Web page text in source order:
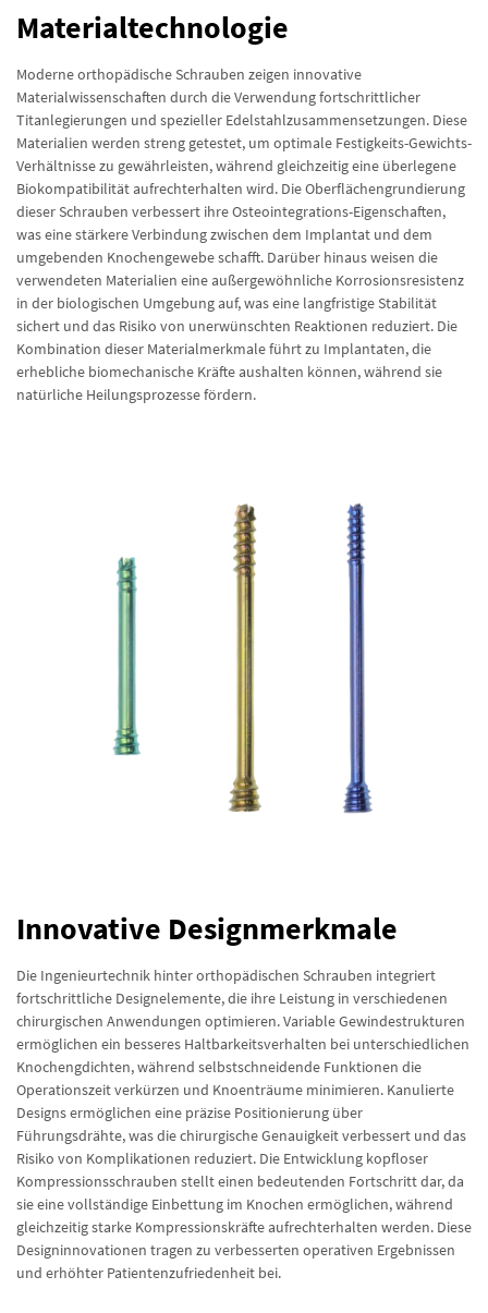
Materialtechnologie
Moderne orthopädische Schrauben zeigen innovative
Materialwissenschaften durch die Verwendung fortschrittlicher
Titanlegierungen und spezieller Edelstahlzusammensetzungen. Diese
Materialien werden streng getestet, um optimale Festigkeits-Gewichts-
Verhältnisse zu gewährleisten, während gleichzeitig eine überlegene
Biokompatibilität aufrechterhalten wird. Die Oberflächengrundierung
dieser Schrauben verbessert ihre Osteointegrations-Eigenschaften,
was eine stärkere Verbindung zwischen dem Implantat und dem
umgebenden Knochengewebe schafft. Darüber hinaus weisen die
verwendeten Materialien eine außergewöhnliche Korrosionsresistenz
in der biologischen Umgebung auf, was eine langfristige Stabilität
sichert und das Risiko von unerwünschten Reaktionen reduziert. Die
Kombination dieser Materialmerkmale führt zu Implantaten, die
erhebliche biomechanische Kräfte aushalten können, während sie
natürliche Heilungsprozesse fördern.
Innovative Designmerkmale
Die Ingenieurtechnik hinter orthopädischen Schrauben integriert
fortschrittliche Designelemente, die ihre Leistung in verschiedenen
chirurgischen Anwendungen optimieren. Variable Gewindestrukturen
ermöglichen ein besseres Haltbarkeitsverhalten bei unterschiedlichen
Knochengdichten, während selbstschneidende Funktionen die
Operationszeit verkürzen und Knoenträume minimieren. Kanulierte
Designs ermöglichen eine präzise Positionierung über
Führungsdrähte, was die chirurgische Genauigkeit verbessert und das
Risiko von Komplikationen reduziert. Die Entwicklung kopfloser
Kompressionsschrauben stellt einen bedeutenden Fortschritt dar, da
sie eine vollständige Einbettung im Knochen ermöglichen, während
gleichzeitig starke Kompressionskräfte aufrechterhalten werden. Diese
Designinnovationen tragen zu verbesserten operativen Ergebnissen
und erhöhter Patientenzufriedenheit bei.